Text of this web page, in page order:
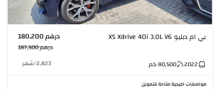
بي ام دبليو X5 Xdrive 40i 3.0L V6 درهم 180,200
درهم 187,500
2022
80,500كم 2,823
/شهر
مواصفات خليجية•متاحة للتمويل